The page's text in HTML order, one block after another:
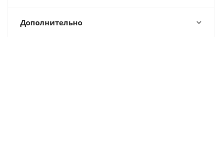
Дополнительно